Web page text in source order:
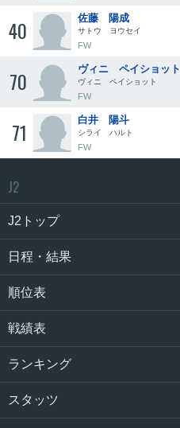
40 佐藤 陽成
サトウ ヨウセイ
FW
70 ヴィニ ペイショット
ヴィニ ペイショット
FW
71 白井 陽斗
シライ ハルト
FW
J2
J2トップ
日程・結果
順位表
戦績表
ランキング
スタッツ